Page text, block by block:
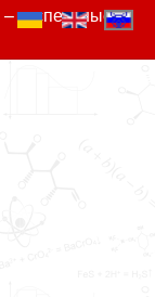
– экспертные